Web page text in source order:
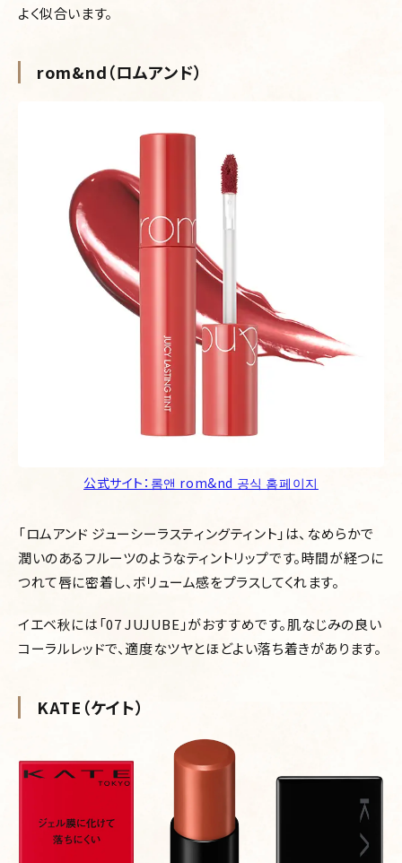
よく似合います。
rom&nd（ロムアンド）
公式サイト：롬앤 rom&nd 공식 홈페이지
「ロムアンド ジューシーラスティングティント」は、なめらかで
潤いのあるフルーツのようなティントリップです。時間が経つに
つれて唇に密着し、ボリューム感をプラスしてくれます。
イエベ秋には「07 JUJUBE」がおすすめです。肌なじみの良い
コーラルレッドで、適度なツヤとほどよい落ち着きがあります。
KATE（ケイト）